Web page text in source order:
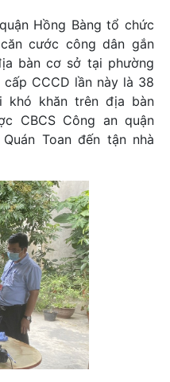
Hồng Bàng tổ chức
cước công dân gắn
bàn cơ sở tại phường
CCCD lần này là 38
khó khăn trên địa bàn
CBCS Công an quận
Toan đến tận nhà